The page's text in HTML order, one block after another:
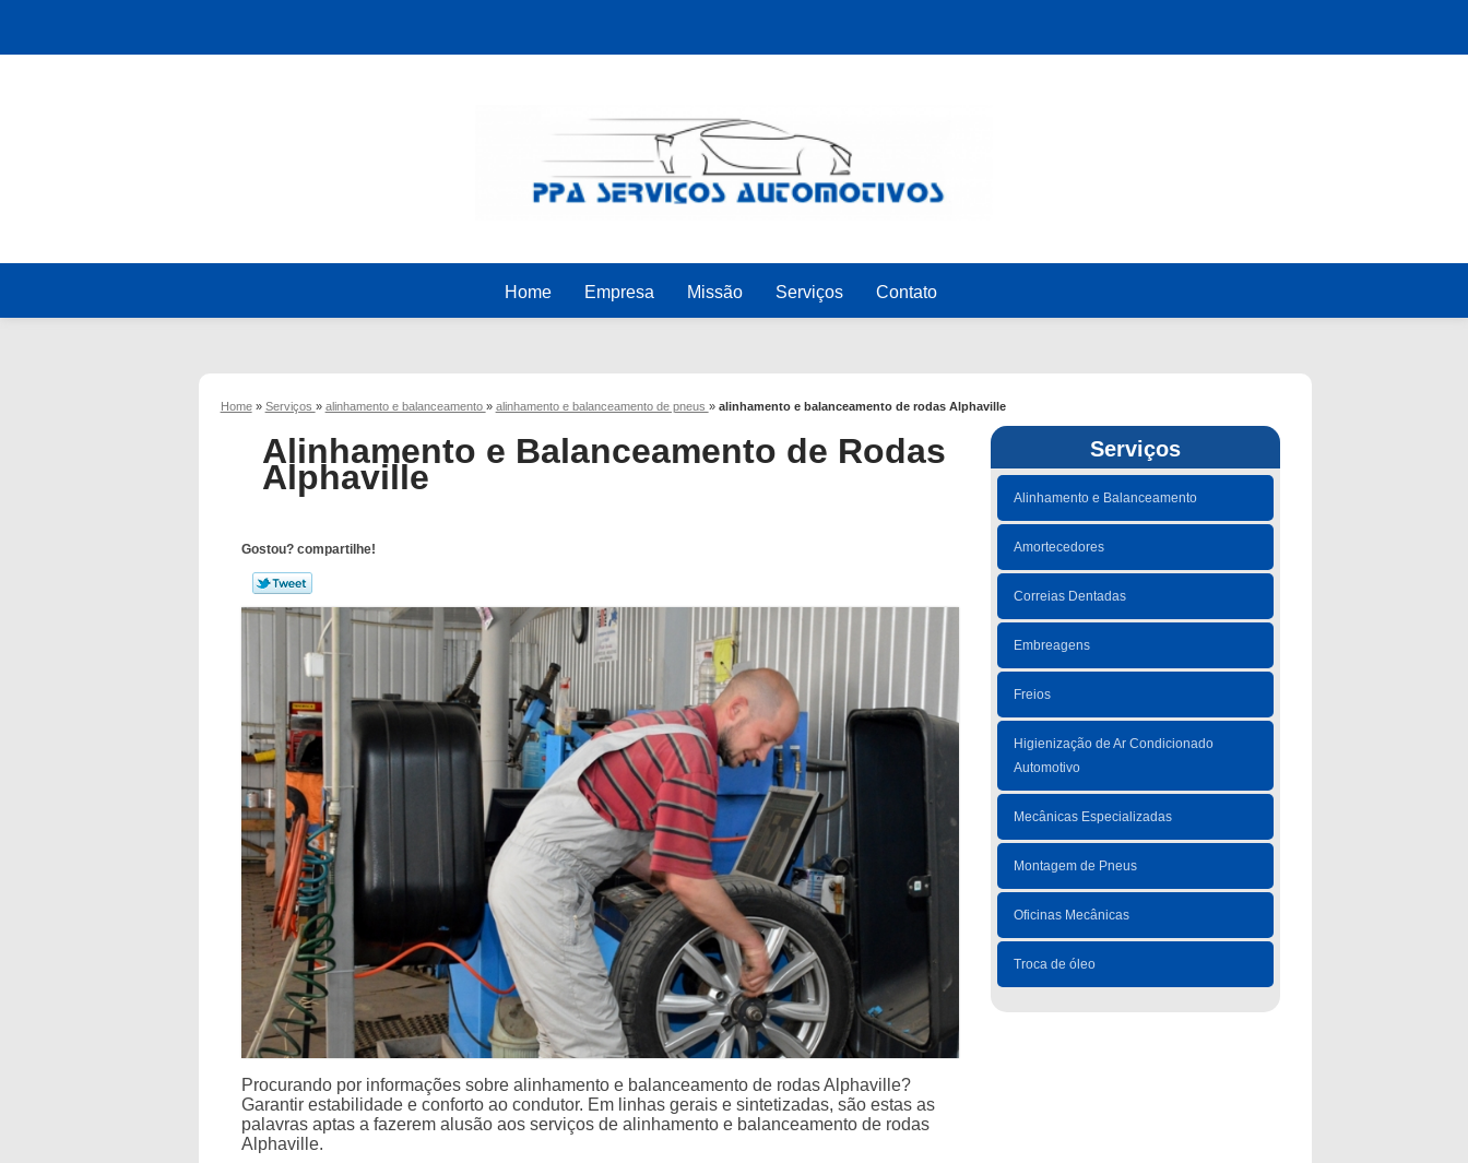
Home Empresa Missão Serviços Contato
Home » Serviços » alinhamento e balanceamento » alinhamento e balanceamento de pneus » alinhamento e balanceamento de rodas Alphaville
Serviços
Alinhamento e Balanceamento
Amortecedores
Correias Dentadas
Embreagens
Freios
Higienização de Ar Condicionado
Automotivo
Mecânicas Especializadas
Montagem de Pneus
Oficinas Mecânicas
Troca de óleo
Alinhamento e Balanceamento de Rodas
Alphaville
Gostou? compartilhe!
Procurando por informações sobre alinhamento e balanceamento de rodas Alphaville?
Garantir estabilidade e conforto ao condutor. Em linhas gerais e sintetizadas, são estas as
palavras aptas a fazerem alusão aos serviços de alinhamento e balanceamento de rodas
Alphaville.